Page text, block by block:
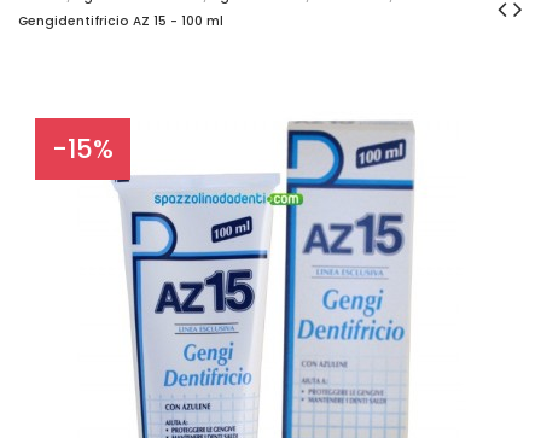
Gengidentifricio AZ 15 - 100 ml
-15%